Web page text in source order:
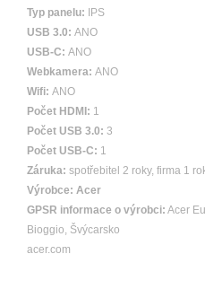
Typ panelu:
IPS
USB 3.0: ANO
USB-C: ANO
Webkamera: ANO
Wifi: ANO
Počet HDMI: 1
Počet USB 3.0: 3
Počet USB-C: 1
Záruka: spotřebitel 2 roky, firma 1
Výrobce: Acer
GPSR informace o výrobci: Acer
Bioggio, Švýcarsko
acer.com